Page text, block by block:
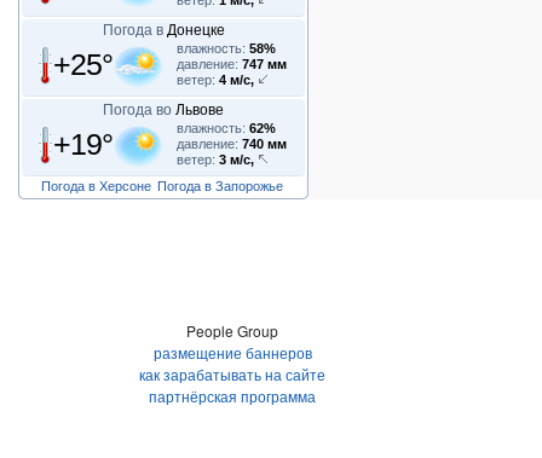
Погода в Донецке
+25° влажность: 58%
давление: 747 мм
ветер: 4 м/с,
Погода во Львове
+19° влажность: 62%
давление: 740 мм
ветер: 3 м/с,
Погода в Херсоне Погода в Запорожье
People Group
размещение баннеров
как зарабатывать на сайте
партнёрская программа